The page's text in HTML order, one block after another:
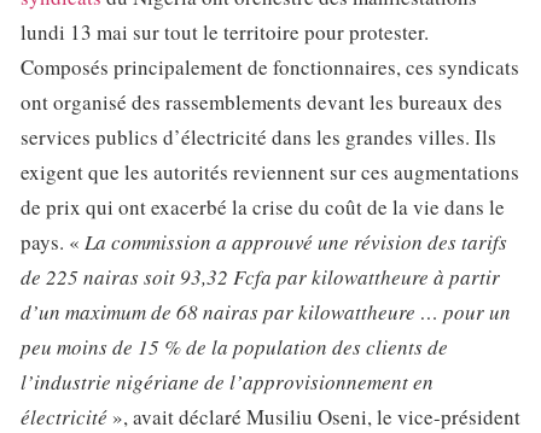
lundi 13 mai sur tout le territoire pour protester.
Composés principalement de fonctionnaires, ces syndicats
ont organisé des rassemblements devant les bureaux des
services publics d’électricité dans les grandes villes. Ils
exigent que les autorités reviennent sur ces augmentations
de prix qui ont exacerbé la crise du coût de la vie dans le
pays. « La commission a approuvé une révision des tarifs
de 225 nairas soit 93,32 Fcfa par kilowattheure à partir
d’un maximum de 68 nairas par kilowattheure … pour un
peu moins de 15 % de la population des clients de
l’industrie nigériane de l’approvisionnement en
électricité », avait déclaré Musiliu Oseni, le vice-président